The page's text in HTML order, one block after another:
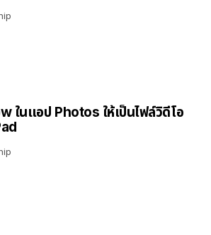
ในแอป Photos ให้เป็นไฟล์วิดีโอ